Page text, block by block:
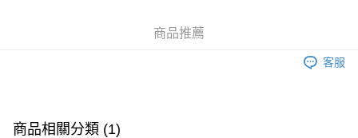
付款後門市自取，訂單確認後2-4個工作天到店，7天內取。逾期後
商品推薦
客服
商品相關分類 (1)